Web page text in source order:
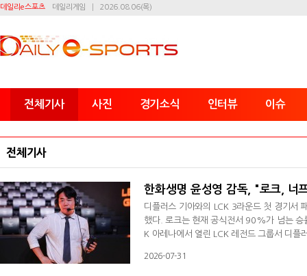
데일리e스포츠 데일리게임 2026.08.06(목)
전체기사 사진 경기소식 인터뷰 이슈
전체기사
한화생명 윤성영 감독, "로크, 너
디플러스 기아와의 LCK 3라운드 첫 경기서
했다. 로크는 현재 공식전서 90%가 넘는 승
K 아레나에서 열린 LCK 레전드 그룹서 디
완하면 될 거 같다"고 복기했다. 계속 바뀌는
2026-07-31